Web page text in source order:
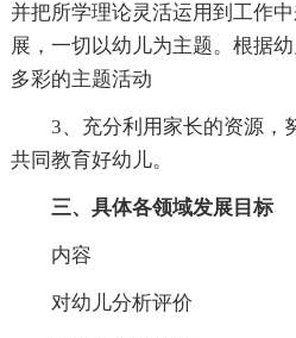
并把所学理论灵活运用到工作
展，一切以幼儿为主题。根据
多彩的主题活动
3、充分利用家长的资源，
共同教育好幼儿。
三、具体各领域发展目标
内容
对幼儿分析评价